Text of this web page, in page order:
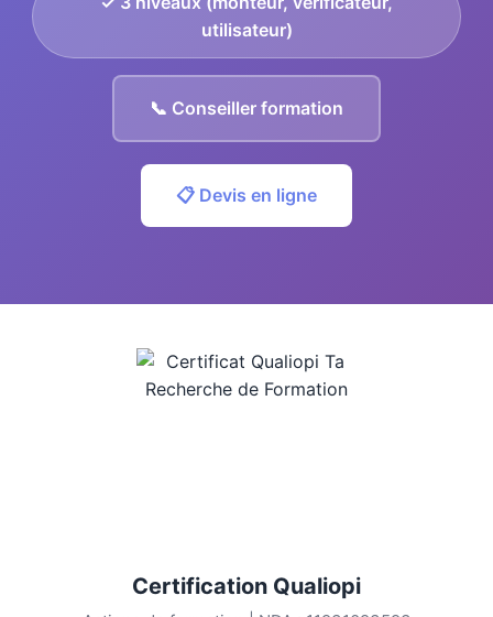
utilisateur)
📞 Conseiller formation
📋 Devis en ligne
Certification Qualiopi